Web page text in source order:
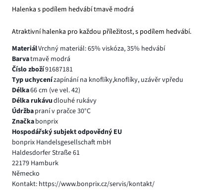
Halenka s podílem hedvábí tmavě modrá
Atraktivní halenka pro každou příležitost, s podílem hedvábí.
MateriálVrchný materiál: 65% viskóza, 35% hedvábí
Barvatmavě modrá
Číslo zboží91687181
Typ uchycenízapínání na knoflíky,knoflíky, uzávěr vpředu
Délka66 cm (ve vel. 42)
Délka rukávudlouhé rukávy
Údržbapraní v pračce 30°C
Značkabonprix
Hospodářský subjekt odpovědný EU
bonprix Handelsgesellschaft mbH
Haldesdorfer Straße 61
22179 Hamburk
Německo
Kontakt: https://www.bonprix.cz/servis/kontakt/